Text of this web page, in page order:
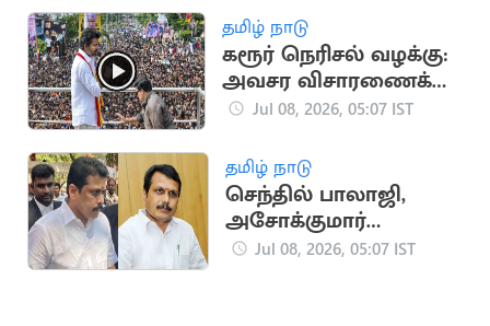
ராஜ்மோகன்
தமிழ் நாடு
கரூர் நெரிசல் வழக்கு:
அவசர விசாரணைக்கு
மதுரை கிளை மறுப்பு
Jul 08, 2026, 05:07 IST
தமிழ் நாடு
செந்தில் பாலாஜி,
அசோக்குமார்
முன்ஜாமீன் மனு
Jul 08, 2026, 05:07 IST